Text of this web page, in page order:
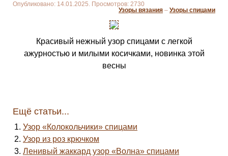
Опубликовано: 14.01.2025. Просмотров: 2730
Узоры вязания – Узоры спицами
Красивый нежный узор спицами с легкой
ажурностью и милыми косичками, новинка этой
весны
Ещё статьи...
Узор «Колокольчики» спицами
Узор из роз крючком
Ленивый жаккард узор «Волна» спицами